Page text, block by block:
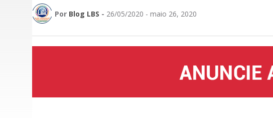
Por Blog LBS - 26/05/2020 - maio 26, 2020